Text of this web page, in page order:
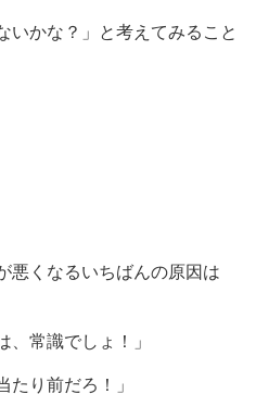
いかな？」と考えてみること
悪くなるいちばんの原因は
、常識でしょ！」
たり前だろ！」